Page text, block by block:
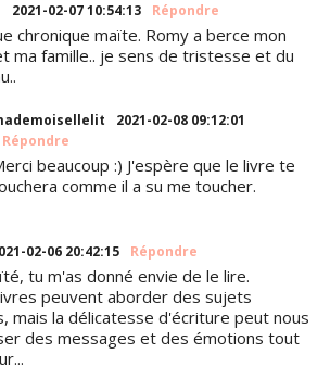
2021-02-07 10:54:13 Répondre
chronique maïte. Romy a berce mon
ma famille.. je sens de tristesse et du
2021-02-08 09:12:01
Répondre
beaucoup :) J'espère que le livre te
comme il a su me toucher.
02-06 20:42:15 Répondre
tu m'as donné envie de le lire.
peuvent aborder des sujets
mais la délicatesse d'écriture peut nous
des messages et des émotions tout